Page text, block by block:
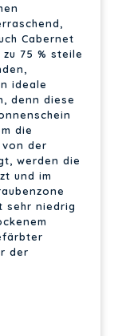
Cabernet
75 % steile
ideale
denn diese
die
der
werden die
und im
sehr niedrig
der